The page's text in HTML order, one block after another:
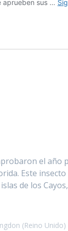
el
Este
de los
(Reino